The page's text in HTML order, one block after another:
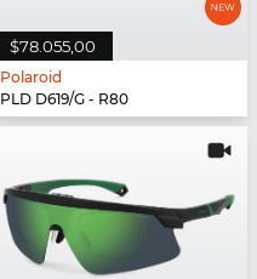
$78.055,00
Polaroid
PLD D619/G - R80